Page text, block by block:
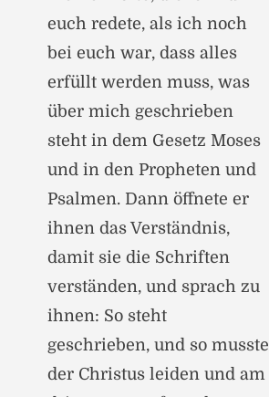
euch redete, als ich noch
bei euch war, dass alles
erfüllt werden muss, was
über mich geschrieben
steht in dem Gesetz Moses
und in den Propheten und
Psalmen. Dann öffnete er
ihnen das Verständnis,
damit sie die Schriften
verständen, und sprach zu
ihnen: So steht
geschrieben, und so musste
der Christus leiden und am